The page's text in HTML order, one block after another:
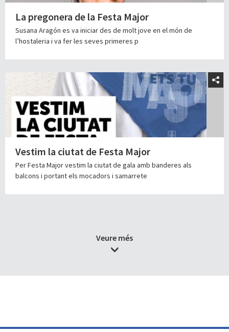
La pregonera de la Festa Major
Susana Aragón es va iniciar des de molt jove en el món de
l’hostaleria i va fer les seves primeres p
Vestim la ciutat de Festa Major
Per Festa Major vestim la ciutat de gala amb banderes als
balcons i portant els mocadors i samarrete
Veure més